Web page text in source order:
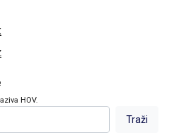
HOV.